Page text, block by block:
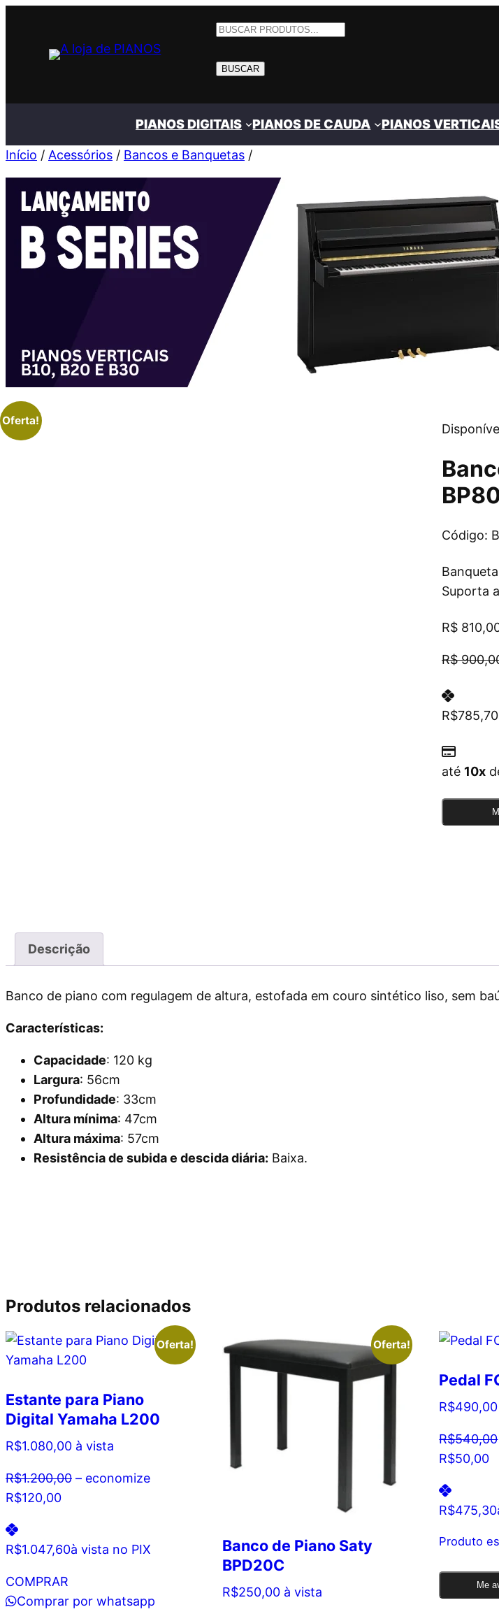
BUSCAR
PIANOS DIGITAIS PIANOS DE CAUDA PIANOS
Início / Acessórios / Bancos e Banquetas /
Oferta!
Código:
Suporta
R$
R$
R$785,70
até 10x
Descrição
Banco de piano com regulagem de altura, estofada em couro sintético liso, sem
Características:
Capacidade: 120 kg
Largura: 56cm
Profundidade: 33cm
Altura mínima: 47cm
Altura máxima: 57cm
Resistência de subida e descida diária: Baixa.
Produtos relacionados
Oferta!
Estante para Piano
Digital Yamaha L200
R$1.080,00 à vista
R$1.200,00 – economize
R$120,00
R$1.047,60à vista no PIX
COMPRAR
Comprar por whatsapp
Oferta!
Banco de Piano Saty
BPD20C
R$250,00 à vista
Pedal
R$490,00
R$540,00
R$50,00
R$475,30
Produto
Me